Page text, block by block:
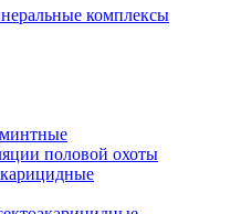
комплексы
половой охоты